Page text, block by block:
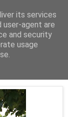
its services
user-agent are
and security
usage